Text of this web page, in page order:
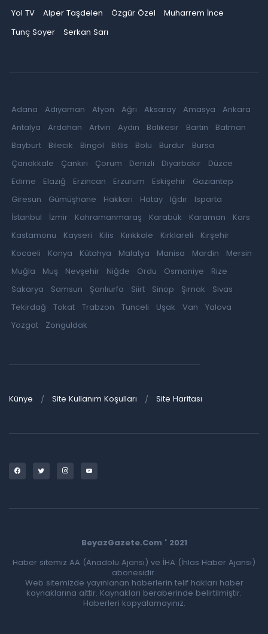
Yol TV Alper Taşdelen Özgür Özel
Muharrem İnce
Tunç Soyer
Serkan Sarı
Adana Adıyaman Afyon Ağrı Aksaray Amasya
Ankara
Antalya
Ardahan Artvin Aydın Balıkesir Bartın
Batman
Bayburt
Bilecik Bingöl Bitlis Bolu Burdur
Bursa
Çanakkale
Çankırı Çorum Denizli Diyarbakır
Düzce
Edirne
Elazığ Erzincan Erzurum Eskişehir
Gaziantep
Giresun
Gümüşhane Hakkari Hatay Iğdır
Isparta
İstanbul
İzmir Kahramanmaraş Karabük Karaman
Kars
Kastamonu
Kayseri Kilis Kırıkkale Kırklareli
Kırşehir
Kocaeli
Konya Kütahya Malatya Manisa Mardin
Mersin
Muğla
Muş Nevşehir Niğde Ordu Osmaniye
Rize
Sakarya
Samsun Şanlıurfa Siirt Sinop Şırnak
Sivas
Tekirdağ
Tokat Trabzon Tunceli Uşak Van
Yalova
Yozgat
Zonguldak
Künye Site Kullanım Koşulları Site Haritası
BeyazGazete.Com ' 2021
Haber sitemiz AA (Anadolu Ajansı) ve İHA (İhlas Haber Ajansı)
abonesidir.
Web sitemizde yayınlanan haberlerin telif hakları haber
kaynaklarına aittir. Kaynakları beraberinde belirtilmiştir.
Haberleri kopyalamayınız.